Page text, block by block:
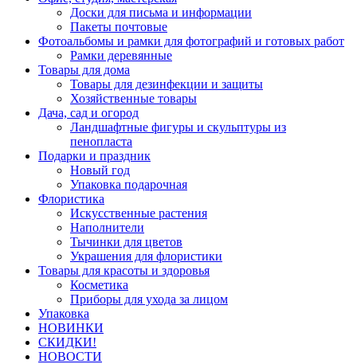
Доски для письма и информации
Пакеты почтовые
Фотоальбомы и рамки для фотографий и готовых работ
Рамки деревянные
Товары для дома
Товары для дезинфекции и защиты
Хозяйственные товары
Дача, сад и огород
Ландшафтные фигуры и скульптуры из
пенопласта
Подарки и праздник
Новый год
Упаковка подарочная
Флористика
Искусственные растения
Наполнители
Тычинки для цветов
Украшения для флористики
Товары для красоты и здоровья
Косметика
Приборы для ухода за лицом
Упаковка
НОВИНКИ
СКИДКИ!
НОВОСТИ